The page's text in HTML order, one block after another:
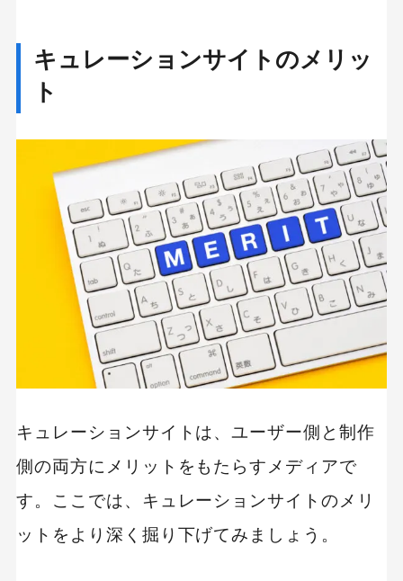
キュレーションサイトのメリッ
ト
キュレーションサイトは、ユーザー側と制作
側の両方にメリットをもたらすメディアで
す。ここでは、キュレーションサイトのメリ
ットをより深く掘り下げてみましょう。